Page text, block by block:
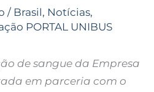
/ Brasil, Notícias,
PORTAL UNIBUS
de sangue da Empresa
em parceria com o